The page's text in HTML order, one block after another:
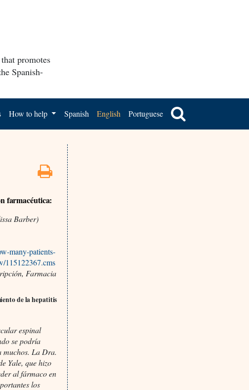
promotes
Spanish-
How to help Spanish English Portuguese
farmacéutica:
Barber)
many-patients-
115122367.cms
Farmacia
de la hepatitis
espinal
se podría
La Dra.
Yale, que hizo
al fármaco en
los